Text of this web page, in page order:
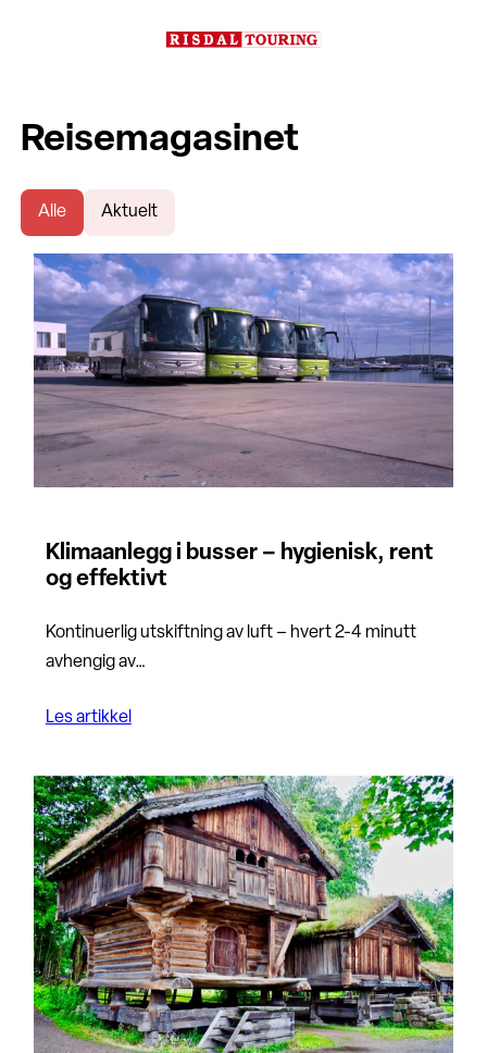
Reisemagasinet
Alle Aktuelt
Klimaanlegg i busser – hygienisk, rent
og effektivt
Kontinuerlig utskiftning av luft – hvert 2-4 minutt
avhengig av…
Les artikkel